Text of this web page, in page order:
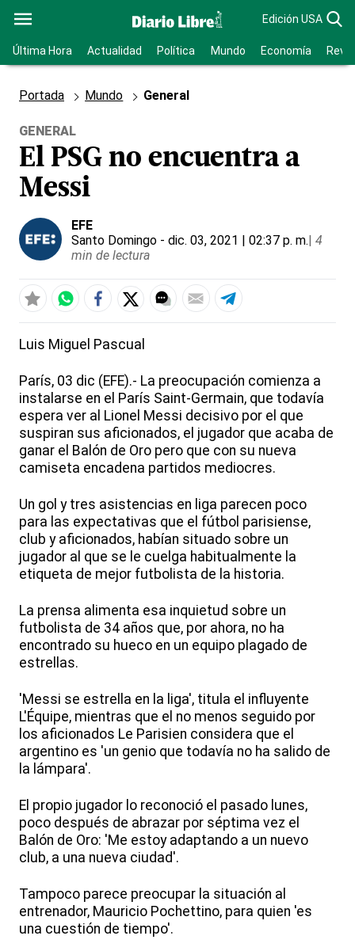
Edición USA
Última Hora Actualidad Política Mundo Economía
Portada Mundo General
GENERAL
El PSG no encuentra a
Messi
EFE
Santo Domingo - dic. 03, 2021 | 02:37 p. m.| 4
min de lectura
Luis Miguel Pascual
París, 03 dic (EFE).- La preocupación comienza a
instalarse en el París Saint-Germain, que todavía
espera ver al Lionel Messi decisivo por el que
suspiran sus aficionados, el jugador que acaba de
ganar el Balón de Oro pero que con su nueva
camiseta encadena partidos mediocres.
Un gol y tres asistencias en liga parecen poco
para las expectativas que el fútbol parisiense,
club y aficionados, habían situado sobre un
jugador al que se le cuelga habitualmente la
etiqueta de mejor futbolista de la historia.
La prensa alimenta esa inquietud sobre un
futbolista de 34 años que, por ahora, no ha
encontrado su hueco en un equipo plagado de
estrellas.
'Messi se estrella en la liga', titula el influyente
L'Équipe, mientras que el no menos seguido por
los aficionados Le Parisien considera que el
argentino es 'un genio que todavía no ha salido de
la lámpara'.
El propio jugador lo reconoció el pasado lunes,
poco después de abrazar por séptima vez el
Balón de Oro: 'Me estoy adaptando a un nuevo
club, a una nueva ciudad'.
Tampoco parece preocupar la situación al
entrenador, Mauricio Pochettino, para quien 'es
una cuestión de tiempo'.